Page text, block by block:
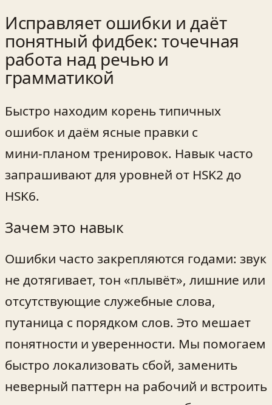
Исправляет ошибки и даёт
понятный фидбек: точечная
работа над речью и
грамматикой
Быстро находим корень типичных
ошибок и даём ясные правки с
мини‑планом тренировок. Навык часто
запрашивают для уровней от HSK2 до
HSK6.
Зачем это навык
Ошибки часто закрепляются годами: звук
не дотягивает, тон «плывёт», лишние или
отсутствующие служебные слова,
путаница с порядком слов. Это мешает
понятности и уверенности. Мы помогаем
быстро локализовать сбой, заменить
неверный паттерн на рабочий и встроить